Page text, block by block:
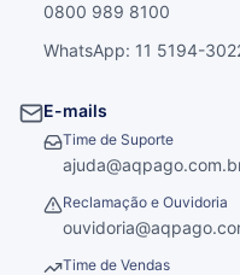
0800 989 8100
WhatsApp: 11 5194-
E-mails
Time de Suporte
Reclamação e Ouvidoria
Time de Vendas